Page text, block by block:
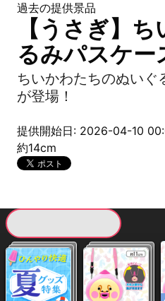
過去の提供景品
【うさぎ】
るみパスケー
ちいかわたちのぬいぐ
が登場！
提供開始日: 2026-04-10
約14cm